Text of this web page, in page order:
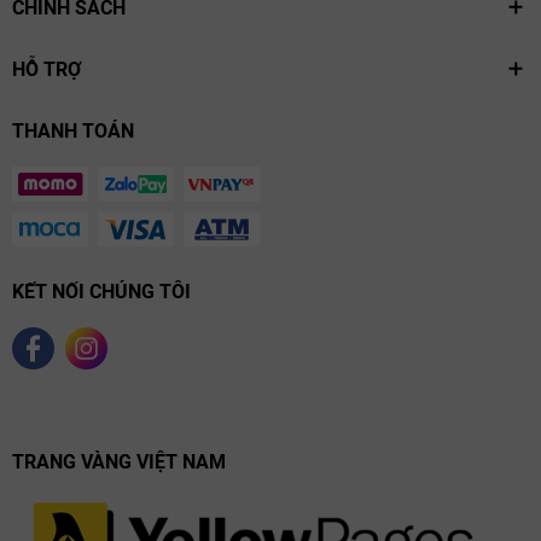
tầm chai rượu, biến nó thành một món quà mang giá trị tinh thần lớn.
Hộp Sơn Mài Cao Cấp - Nét Tinh Hoa Của Nghệ
CHÍNH SÁCH
HỖ TRỢ
THANH TOÁN
KẾT NỐI CHÚNG TÔI
TRANG VÀNG VIỆT NAM